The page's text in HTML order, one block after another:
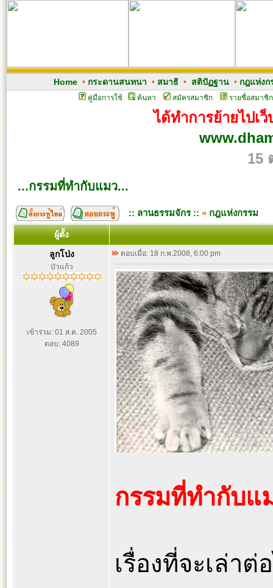
Home• กระดานสนทนา • สมาธิ• สติปัฏฐาน• กฎแห่งก
คู่มือการใช้ ค้นหา สมัครสมาชิก รายชื่อสมาชิก
ได้ทำการย้ายไปเ
15
...กรรมที่ทำกับแมว...
:: ลานธรรมจักร :: » กฎแห่งกรรม
ผู้ตั้ง
ลูกโป่ง
บัวแก้ว
เข้าร่วม: 01 ส.ค. 2005
ตอบ: 4089
ตอบเมื่อ: 18 ก.พ.2008, 6:00 pm
กรรมที่ทำกับแ
เรื่องที่จะเล่า